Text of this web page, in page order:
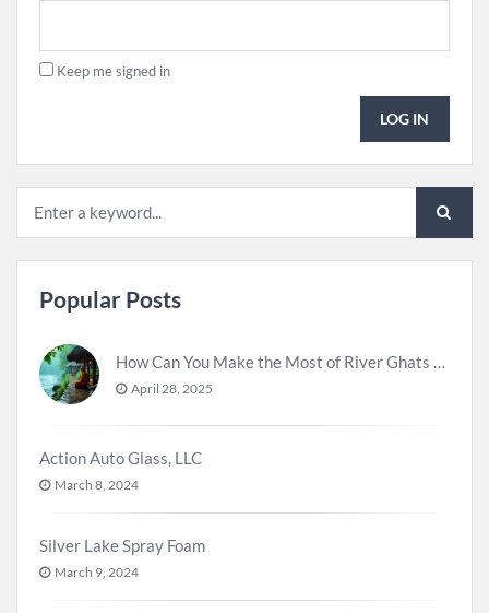
Keep me signed in
LOG IN
Popular Posts
How Can You Make the Most of River Ghats for Spiritual Meditation?
April 28, 2025
Action Auto Glass, LLC
March 8, 2024
Silver Lake Spray Foam
March 9, 2024